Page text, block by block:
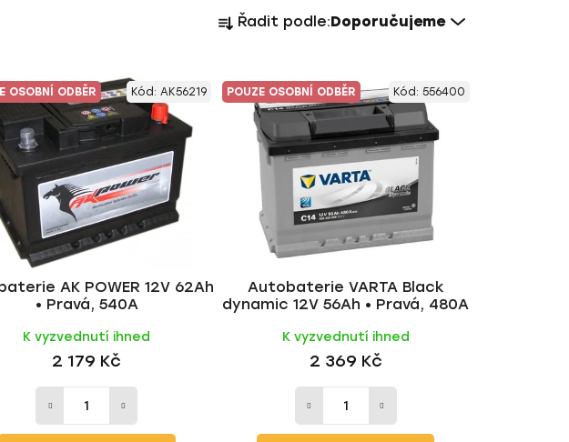
a
e
n
ů
Řadit podle:Doporučujeme
OSOBNÍ ODBĚR
AK POWER 12V 62Ah
• Pravá, 540A
K vyzvednutí ihned
2 179 Kč
Kód: AK56219 POUZE OSOBNÍ ODBĚR
Autobaterie VARTA Black
dynamic 12V 56Ah • Pravá, 480A
K vyzvednutí ihned
2 369 Kč
Kód: 556400